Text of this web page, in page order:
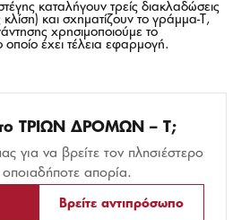
καταλήγουν τρείς διακλαδώσεις
και σχηματίζουν το γράμμα-Τ,
χρησιμοποιούμε το
οποίο έχει τέλεια εφαρμογή.
ΤΡΙΩΝ ΔΡΟΜΩΝ – Τ;
για να βρείτε τον πλησιέστερο
απορία.
Βρείτε αντιπρόσωπο